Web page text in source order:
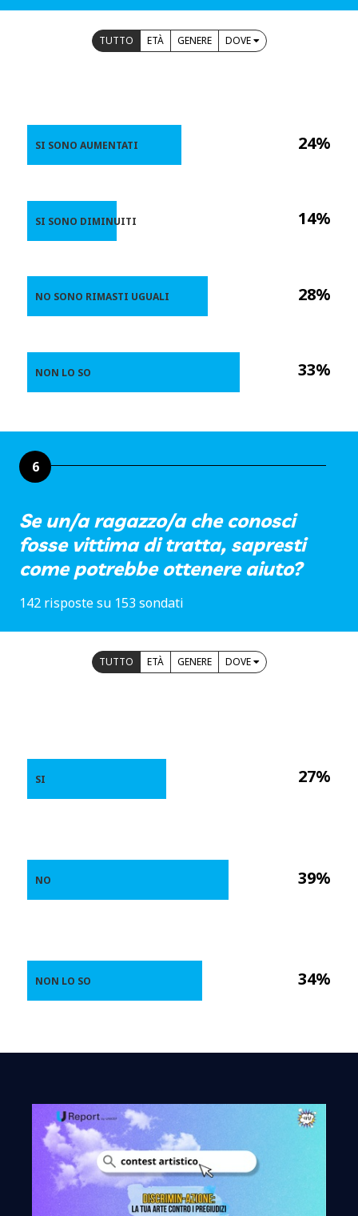
TUTTO ETÀ GENERE DOVE
24%
14%
28%
33%
SI SONO AUMENTATI
SI SONO DIMINUITI
NO SONO RIMASTI UGUALI
NON LO SO
6
Se un/a ragazzo/a che conosci
fosse vittima di tratta, sapresti
come potrebbe ottenere aiuto?
142 risposte su 153 sondati
TUTTO ETÀ GENERE DOVE
27%
39%
34%
SI
NO
NON LO SO